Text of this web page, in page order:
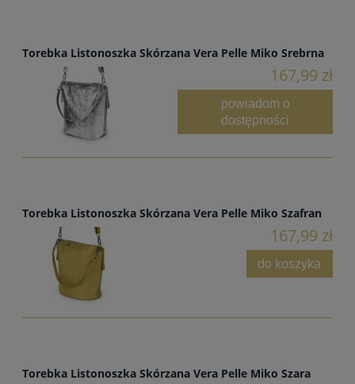
Torebka Listonoszka Skórzana Vera Pelle Miko Srebrna
167,99 zł
powiadom o
dostępności
Torebka Listonoszka Skórzana Vera Pelle Miko Szafran
167,99 zł
do koszyka
Torebka Listonoszka Skórzana Vera Pelle Miko Szara